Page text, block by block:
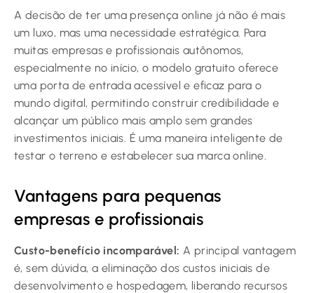
A decisão de ter uma presença online já não é mais
um luxo, mas uma necessidade estratégica. Para
muitas empresas e profissionais autônomos,
especialmente no início, o modelo gratuito oferece
uma porta de entrada acessível e eficaz para o
mundo digital, permitindo construir credibilidade e
alcançar um público mais amplo sem grandes
investimentos iniciais. É uma maneira inteligente de
testar o terreno e estabelecer sua marca online.
Vantagens para pequenas
empresas e profissionais
Custo-benefício incomparável: A principal vantagem
é, sem dúvida, a eliminação dos custos iniciais de
desenvolvimento e hospedagem, liberando recursos